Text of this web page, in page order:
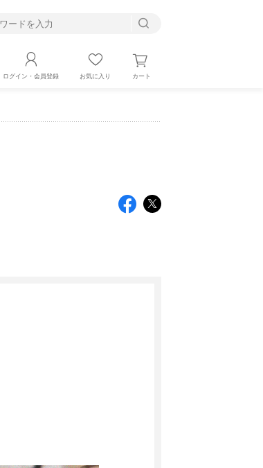
ログイン・会員登録 お気に入り カート